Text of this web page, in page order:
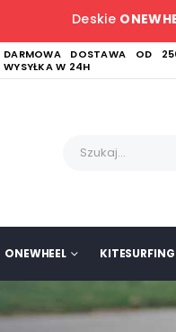
Deskie
DARMOWA DOSTAWA OD
WYSYŁKA W 24H
ONEWHEEL KITESURFING